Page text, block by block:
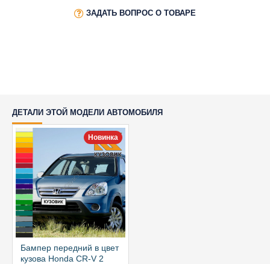
ЗАДАТЬ ВОПРОС О ТОВАРЕ
ДЕТАЛИ ЭТОЙ МОДЕЛИ АВТОМОБИЛЯ
Новинка
Бампер передний в цвет
кузова Honda CR-V 2